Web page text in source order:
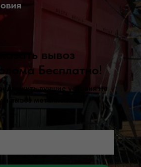
вывоз
Бесплатно!
лучшие условия на
и вывоз металлолома